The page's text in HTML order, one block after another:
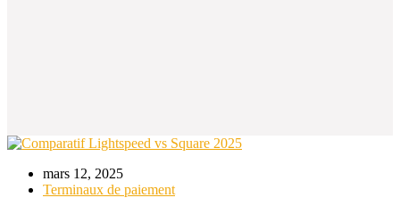
mars 12, 2025
Terminaux de paiement